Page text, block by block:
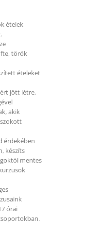
ételek
török
ételeket
jött létre,
akik
érdekében
készíts
mentes
órai